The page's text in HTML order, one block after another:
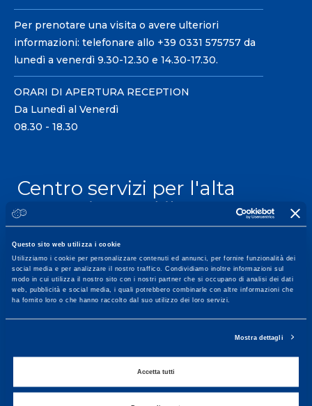
Questo sito web utilizza i cookie
Utilizziamo i cookie per personalizzare contenuti ed annunci, per fornire funzionalità dei
social media e per analizzare il nostro traffico. Condividiamo inoltre informazioni sul
modo in cui utilizza il nostro sito con i nostri partner che si occupano di analisi dei dati
web, pubblicità e social media, i quali potrebbero combinarle con altre informazioni che
ha fornito loro o che hanno raccolto dal suo utilizzo dei loro servizi.
Mostra dettagli
Accetta tutti
Per prenotare una visita o avere ulteriori
informazioni: telefonare allo +39 0331 575757 da
lunedì a venerdì 9.30-12.30 e 14.30-17.30.
ORARI DI APERTURA RECEPTION
Da Lunedì al Venerdì
08.30 - 18.30
Centro servizi per l'alta
prestazione ed il
wellness.
Maggiori informazioni
Servizi
Test di valutazione